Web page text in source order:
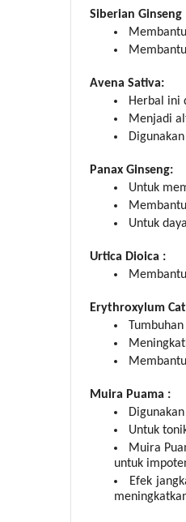
Siberian Ginseng
Avena Sativa:
Herbal ini
Menjadi
Panax Ginseng:
Untuk
Untuk
Urtica Dioica :
Erythroxylum
Muira Puama :
Untuk
Muira
untuk
Efek